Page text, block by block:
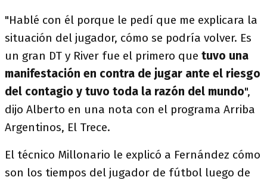
"Hablé con él porque le pedí que me explicara la
situación del jugador, cómo se podría volver. Es
un gran DT y River fue el primero que tuvo una
manifestación en contra de jugar ante el riesgo
del contagio y tuvo toda la razón del mundo",
dijo Alberto en una nota con el programa Arriba
Argentinos, El Trece.
El técnico Millonario le explicó a Fernández cómo
son los tiempos del jugador de fútbol luego de